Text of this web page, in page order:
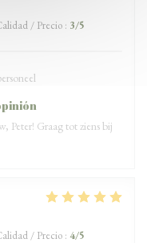
/ Precio : 3/5
Peter! Graag tot ziens bij
/ Precio : 4/5